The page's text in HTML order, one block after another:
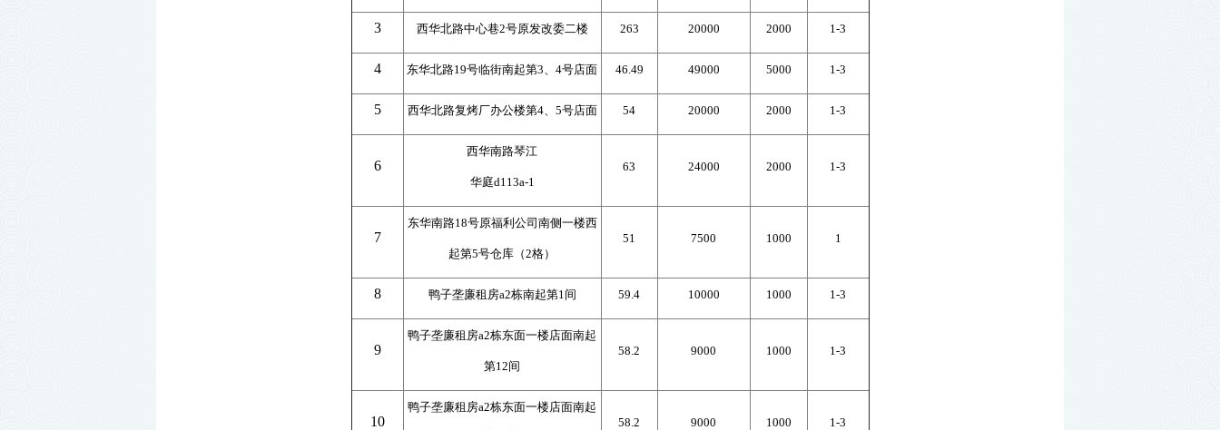
3 西华北路中心巷2号原发改委二楼 263 20000 2000 1-3
4 东华北路19号临街南起第3、4号店面 46.49 49000 5000 1-3
5 西华北路复烤厂办公楼第4、5号店面 54 20000 2000 1-3
6
西华南路琴江
华庭d113a-1
63 24000 2000 1-3
7
东华南路18号原福利公司南侧一楼西
起第5号仓库（2格）
51 7500 1000 1
8 鸭子垄廉租房a2栋南起第1间 59.4 10000 1000 1-3
9
鸭子垄廉租房a2栋东面一楼店面南起
第12间
58.2 9000 1000 1-3
10
鸭子垄廉租房a2栋东面一楼店面南起
58.2 9000 1000 1-3